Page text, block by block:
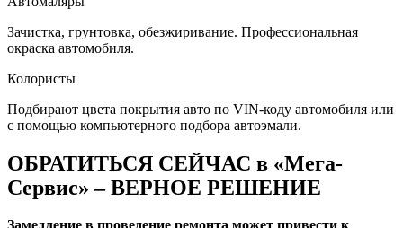
Зачистка, грунтовка, обезжиривание. Профессиональная
окраска автомобиля.
Колористы
Подбирают цвета покрытия авто по VIN-коду автомобиля или
с помощью компьютерного подбора автоэмали.
ОБРАТИТЬСЯ СЕЙЧАС в «Мега-
Сервис» – ВЕРНОЕ РЕШЕНИЕ